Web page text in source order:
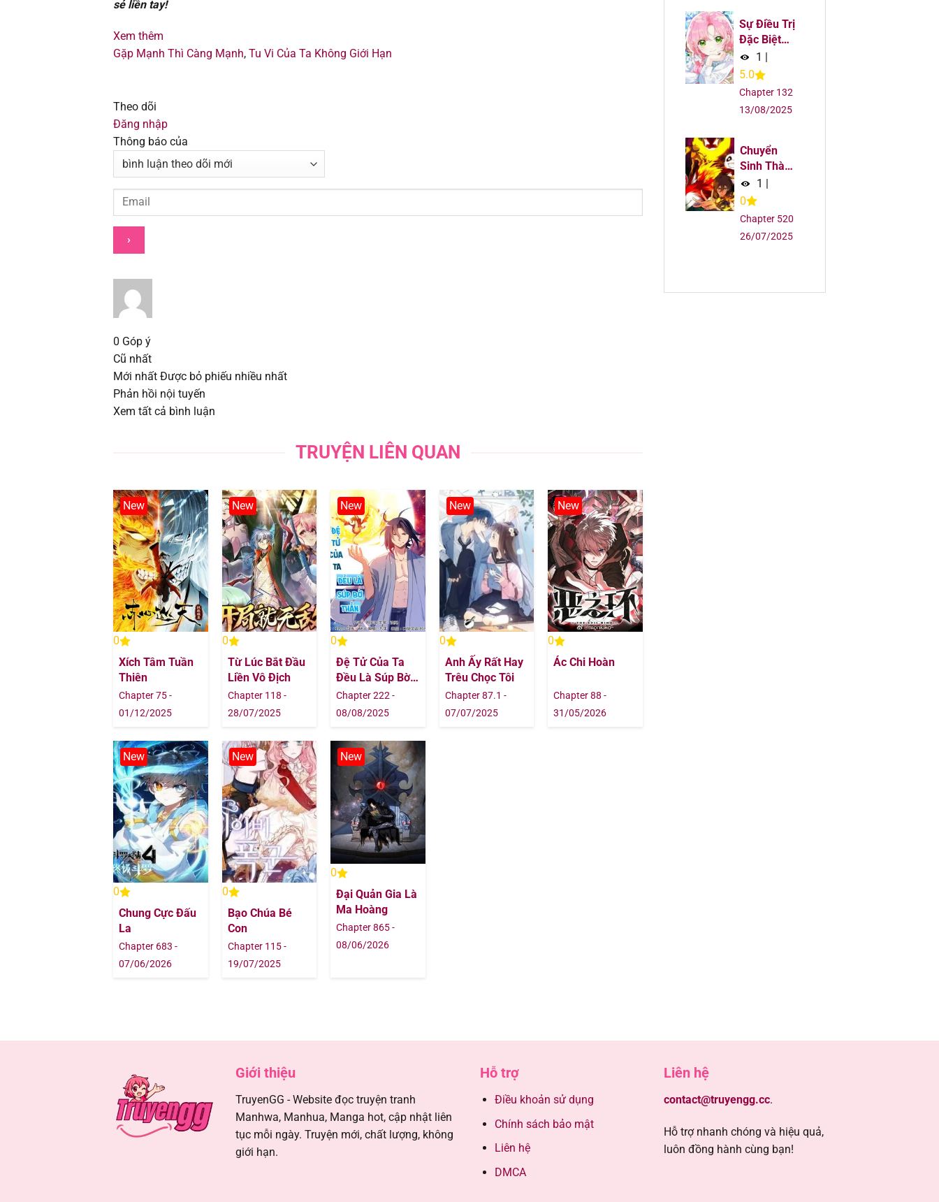
Chapter 104
Chapter 102
Chapter 101
Chapter 100
Chapter 99
Chapter 97
Chapter 96
Chapter 95
Chapter 94
Chapter 91 18/11/2025
Chapter 90 18/11/2025
Chapter 89 09/11/2025
Chapter 88 02/11/2025
Chapter 87 02/11/2025
Chapter 86 26/10/2025
Chapter 84
Chapter 83
Chapter 82
Chapter 81
Chapter 80
Chapter 79
Chapter 75
Chapter 74 20/09/2025
sẻ liền tay!
Xem thêm
Gặp Mạnh Thì Càng Mạnh, Tu Vi Của Ta Không Giới Hạn
Theo dõi
Đăng nhập
Thông báo của
0 Góp ý
Cũ nhất
Mới nhất Được bỏ phiếu nhiều nhất
Phản hồi nội tuyến
Xem tất cả bình luận
TRUYỆN LIÊN QUAN
New
0
Xích Tâm Tuần
Thiên
Chapter 75 -
01/12/2025
New
0
Từ Lúc Bắt Đầu
Liền Vô Địch
Chapter 118 -
28/07/2025
New
0
Đệ Tử Của Ta
Đều Là Súp Bờ
Thần
Chapter 222 -
08/08/2025
New
0
Anh Ấy Rất Hay
Trêu Chọc Tôi
Chapter 87.1 -
07/07/2025
New
0
Ác Chi Hoàn
Chapter 88 -
31/05/2026
New
0
Chung Cực Đấu
La
Chapter 683 -
07/06/2026
New
0
Bạo Chúa Bé
Con
Chapter 115 -
19/07/2025
New
0
Đại Quản Gia Là
Ma Hoàng
Chapter 865 -
08/06/2026
Sự Điều Trị
Đặc Biệt
Của Tinh
Linh
1 |
5.0
Chapter 132
13/08/2025
Chuyển
Sinh Thành
Liễu Đột
Biến
1 |
0
Chapter 520
26/07/2025
Giới thiệu
TruyenGG - Website đọc truyện tranh
Manhwa, Manhua, Manga hot, cập nhật liên
tục mỗi ngày. Truyện mới, chất lượng, không
giới hạn.
Hỗ trợ
Điều khoản sử dụng
Chính sách bảo mật
Liên hệ
DMCA
Liên hệ
contact@truyengg.cc.
Hỗ trợ nhanh chóng và hiệu quả,
luôn đồng hành cùng bạn!